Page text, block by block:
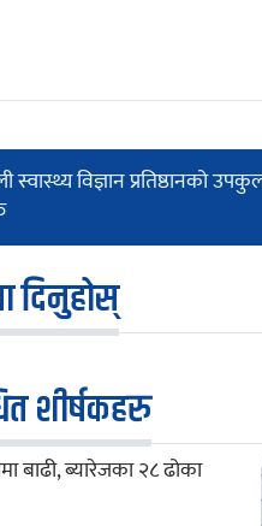
स्वास्थ्य विज्ञान प्रतिष्ठानको
दिनुहोस्
शीर्षकहरु